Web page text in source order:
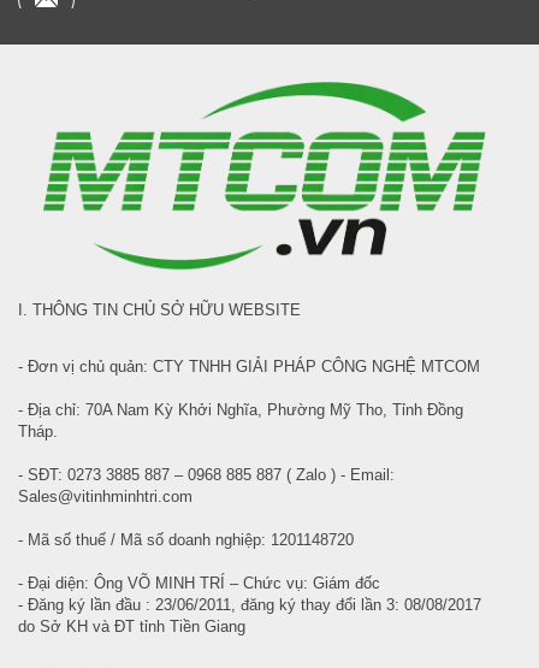
I. THÔNG TIN CHỦ SỞ HỮU WEBSITE
- Đơn vị chủ quản: CTY TNHH GIẢI PHÁP CÔNG NGHỆ MTCOM
- Địa chỉ: 70A Nam Kỳ Khởi Nghĩa, Phường Mỹ Tho, Tỉnh Đồng
Tháp.
- SĐT: 0273 3885 887 – 0968 885 887 ( Zalo ) - Email:
Sales@vitinhminhtri.com
- Mã số thuế / Mã số doanh nghiệp: 1201148720
- Đại diện: Ông VÕ MINH TRÍ – Chức vụ: Giám đốc
- Đăng ký lần đầu : 23/06/2011, đăng ký thay đổi lần 3: 08/08/2017
do Sở KH và ĐT tỉnh Tiền Giang